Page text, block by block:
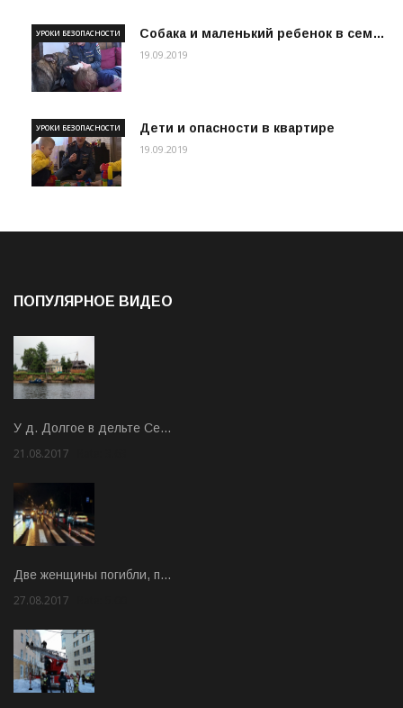
Собака и маленький ребенок в сем…
УРОКИ БЕЗОПАСНОСТИ
19.09.2019
Дети и опасности в квартире
УРОКИ БЕЗОПАСНОСТИ
19.09.2019
ПОПУЛЯРНОЕ ВИДЕО
У д. Долгое в дельте Се…
21.08.2017
Две женщины погибли, п…
27.08.2017